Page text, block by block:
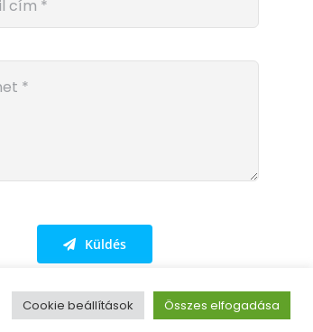
Küldés
Cookie beállítások Összes elfogadása